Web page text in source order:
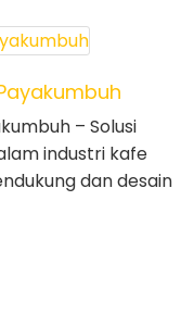
– Solusi
industri kafe
dan desain